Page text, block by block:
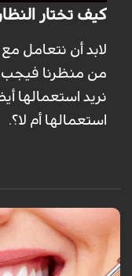
كيف تختار
لابد أن نتعامل
من منظرنا فيجب
نريد استعمالها
استعمالها أم لا؟.